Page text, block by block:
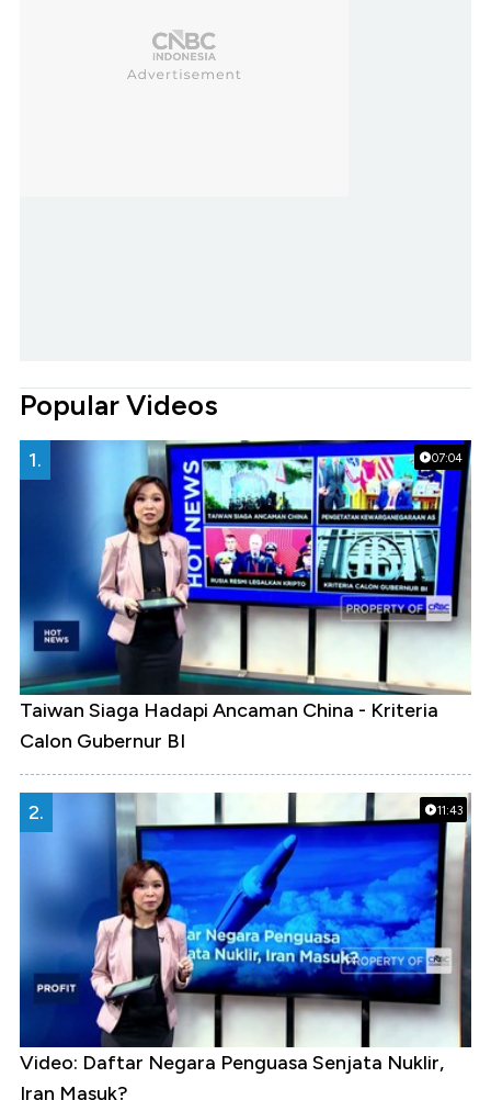
Popular Videos
07:04
1.
Taiwan Siaga Hadapi Ancaman China - Kriteria
Calon Gubernur BI
11:43
2.
Video: Daftar Negara Penguasa Senjata Nuklir,
Iran Masuk?